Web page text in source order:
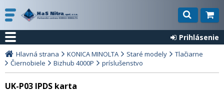
Prihlásenie
Hlavná strana KONICA MINOLTA Staré modely
Tlačiarne
Čiernobiele
Bizhub 4000P príslušenstvo
UK-P03 IPDS karta